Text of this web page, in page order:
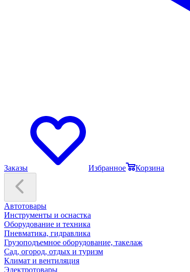
Заказы Избранное Корзина
Автотовары
Инструменты и оснастка
Оборудование и техника
Пневматика, гидравлика
Грузоподъемное оборудование, такелаж
Сад, огород, отдых и туризм
Климат и вентиляция
Электротовары